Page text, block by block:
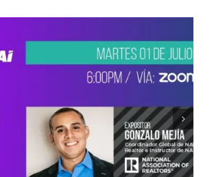
ASPAI Internacional: MEET THE R IN
PERU